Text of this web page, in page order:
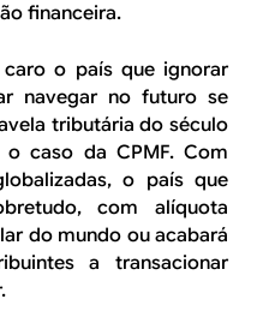
financeira.
o país que ignorar
navegar no futuro se
tributária do século
caso da CPMF. Com
o país que
com alíquota
do mundo ou acabará
a transacionar